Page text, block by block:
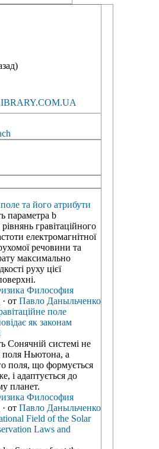
та його атрибути
параметра b
гравітаційного
електромагнітної
речовини та
максимально
руху цієї
Философия
· от Павло Даныльченко
поле
як законам
Сонячній системі не
поля Ньютона, а
поля, що формується
і адаптується до
планет.
Философия
· от Павло Даныльченко
Field of the Solar
Laws and